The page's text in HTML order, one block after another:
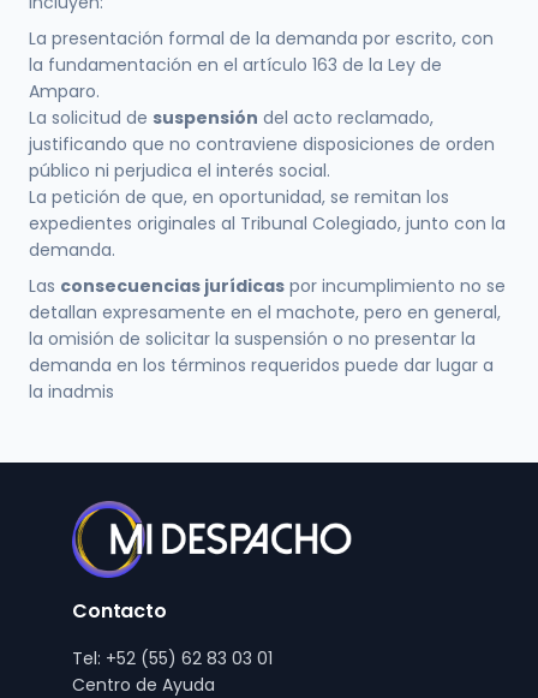
La presentación formal de la demanda por escrito, con
la fundamentación en el artículo 163 de la Ley de
Amparo.
La solicitud de suspensión del acto reclamado,
justificando que no contraviene disposiciones de orden
público ni perjudica el interés social.
La petición de que, en oportunidad, se remitan los
expedientes originales al Tribunal Colegiado, junto con la
demanda.
Las consecuencias jurídicas por incumplimiento no se
detallan expresamente en el machote, pero en general,
la omisión de solicitar la suspensión o no presentar la
demanda en los términos requeridos puede dar lugar a
la inadmis
Contacto
Tel: +52 (55) 62 83 03 01
Centro de Ayuda